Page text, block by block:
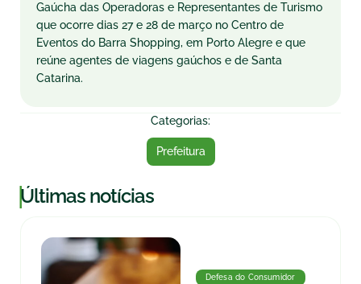
Gaúcha das Operadoras e Representantes de Turismo
que ocorre dias 27 e 28 de março no Centro de
Eventos do Barra Shopping, em Porto Alegre e que
reúne agentes de viagens gaúchos e de Santa
Catarina.
Categorias:
Prefeitura
|Últimas notícias
Defesa do Consumidor